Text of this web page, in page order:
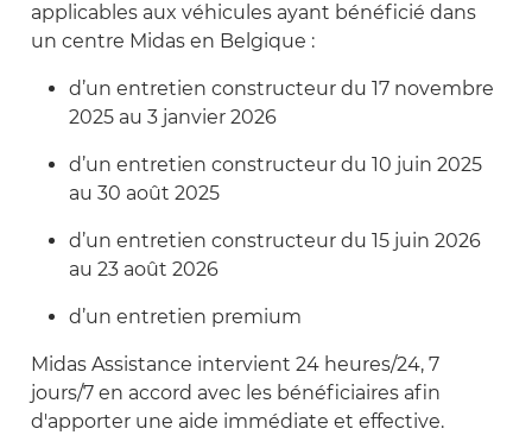
applicables aux véhicules ayant bénéficié dans
un centre Midas en Belgique :
d’un entretien constructeur du 17 novembre
2025 au 3 janvier 2026
d’un entretien constructeur du 10 juin 2025
au 30 août 2025
d’un entretien constructeur du 15 juin 2026
au 23 août 2026
d’un entretien premium
Midas Assistance intervient 24 heures/24, 7
jours/7 en accord avec les bénéficiaires afin
d'apporter une aide immédiate et effective.